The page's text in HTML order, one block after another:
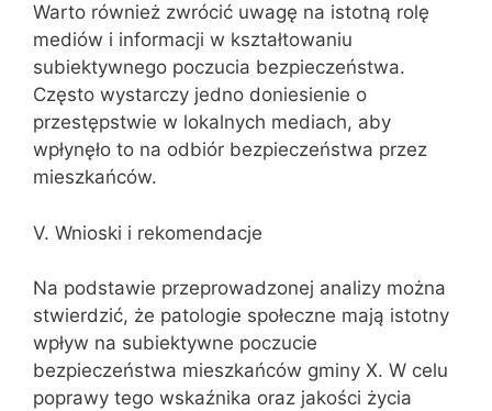
Warto również zwrócić uwagę na istotną rolę
mediów i informacji w kształtowaniu
subiektywnego poczucia bezpieczeństwa.
Często wystarczy jedno doniesienie o
przestępstwie w lokalnych mediach, aby
wpłynęło to na odbiór bezpieczeństwa przez
mieszkańców.
V. Wnioski i rekomendacje
Na podstawie przeprowadzonej analizy można
stwierdzić, że patologie społeczne mają istotny
wpływ na subiektywne poczucie
bezpieczeństwa mieszkańców gminy X. W celu
poprawy tego wskaźnika oraz jakości życia